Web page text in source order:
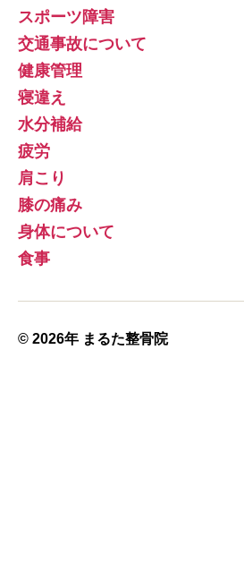
スポーツ障害
交通事故について
健康管理
寝違え
水分補給
疲労
肩こり
膝の痛み
身体について
食事
© 2026年 まるた整骨院